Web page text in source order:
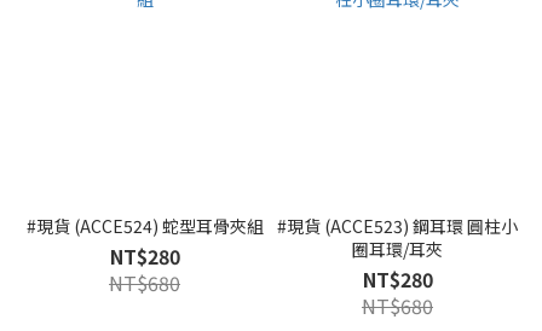
#現貨 (ACCE524) 蛇型耳骨夾組
NT$280
NT$680
#現貨 (ACCE523) 鋼耳環 圓柱小
圈耳環/耳夾
NT$280
NT$680